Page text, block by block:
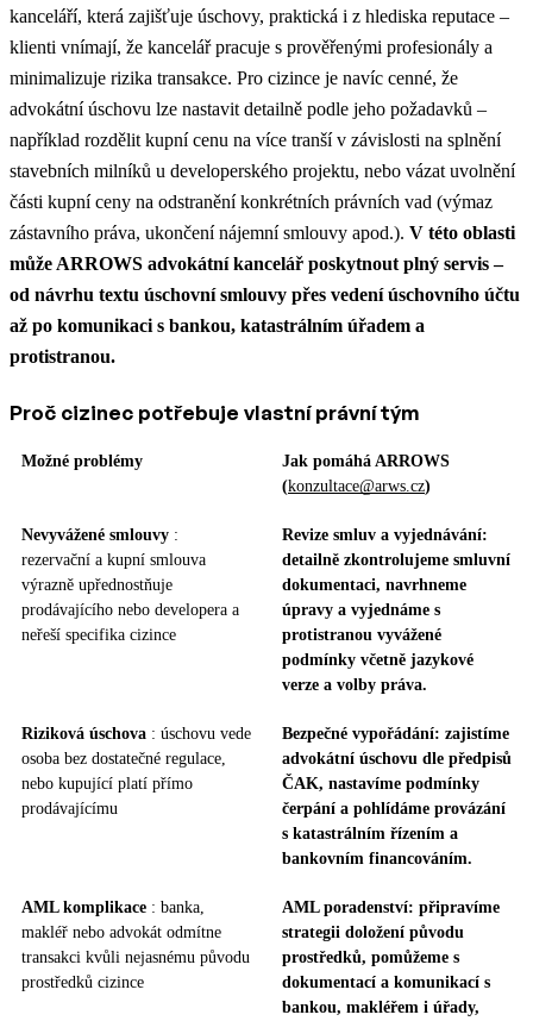
kanceláří, která zajišťuje úschovy, praktická i z hlediska reputace –
klienti vnímají, že kancelář pracuje s prověřenými profesionály a
minimalizuje rizika transakce. Pro cizince je navíc cenné, že
advokátní úschovu lze nastavit detailně podle jeho požadavků –
například rozdělit kupní cenu na více tranší v závislosti na splnění
stavebních milníků u developerského projektu, nebo vázat uvolnění
části kupní ceny na odstranění konkrétních právních vad (výmaz
zástavního práva, ukončení nájemní smlouvy apod.). V této oblasti
může ARROWS advokátní kancelář poskytnout plný servis –
od návrhu textu úschovní smlouvy přes vedení úschovního účtu
až po komunikaci s bankou, katastrálním úřadem a
protistranou.
Proč cizinec potřebuje vlastní právní tým
Možné problémy
Jak pomáhá ARROWS
(konzultace@arws.cz)
Nevyvážené smlouvy :
rezervační a kupní smlouva
výrazně upřednostňuje
prodávajícího nebo developera a
neřeší specifika cizince
Revize smluv a vyjednávání:
detailně zkontrolujeme smluvní
dokumentaci, navrhneme
úpravy a vyjednáme s
protistranou vyvážené
podmínky včetně jazykové
verze a volby práva.
Riziková úschova : úschovu vede
osoba bez dostatečné regulace,
nebo kupující platí přímo
prodávajícímu
Bezpečné vypořádání: zajistíme
advokátní úschovu dle předpisů
ČAK, nastavíme podmínky
čerpání a pohlídáme provázání
s katastrálním řízením a
bankovním financováním.
AML komplikace : banka,
makléř nebo advokát odmítne
transakci kvůli nejasnému původu
prostředků cizince
AML poradenství: připravíme
strategii doložení původu
prostředků, pomůžeme s
dokumentací a komunikací s
bankou, makléřem i úřady,